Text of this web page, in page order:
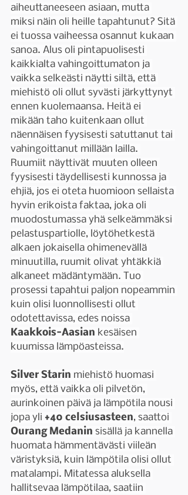
aiheuttaneeseen asiaan, mutta
miksi näin oli heille tapahtunut? Sitä
ei tuossa vaiheessa osannut kukaan
sanoa. Alus oli pintapuolisesti
kaikkialta vahingoittumaton ja
vaikka selkeästi näytti siltä, että
miehistö oli ollut syvästi järkyttynyt
ennen kuolemaansa. Heitä ei
mikään taho kuitenkaan ollut
näennäisen fyysisesti satuttanut tai
vahingoittanut millään lailla.
Ruumiit näyttivät muuten olleen
fyysisesti täydellisesti kunnossa ja
ehjiä, jos ei oteta huomioon sellaista
hyvin erikoista faktaa, joka oli
muodostumassa yhä selkeämmäksi
pelastuspartiolle, löytöhetkestä
alkaen jokaisella ohimenevällä
minuutilla, ruumit olivat yhtäkkiä
alkaneet mädäntymään. Tuo
prosessi tapahtui paljon nopeammin
kuin olisi luonnollisesti ollut
odotettavissa, edes noissa
Kaakkois-Aasian kesäisen
kuumissa lämpöasteissa.
Silver Starin miehistö huomasi
myös, että vaikka oli pilvetön,
aurinkoinen päivä ja lämpötila nousi
jopa yli +40 celsiusasteen, saattoi
Ourang Medanin sisällä ja kannella
huomata hämmentävästi viileän
väristyksiä, kuin lämpötila olisi ollut
matalampi. Mitatessa aluksella
hallitsevaa lämpötilaa, saatiin